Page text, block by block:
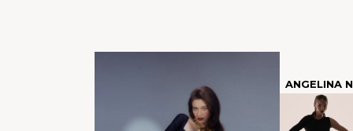
ANGELINA N